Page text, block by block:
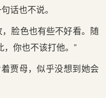
话也不说。
脸色也有些不好看。随
，你也不该打他。”
贾母，似乎没想到她会